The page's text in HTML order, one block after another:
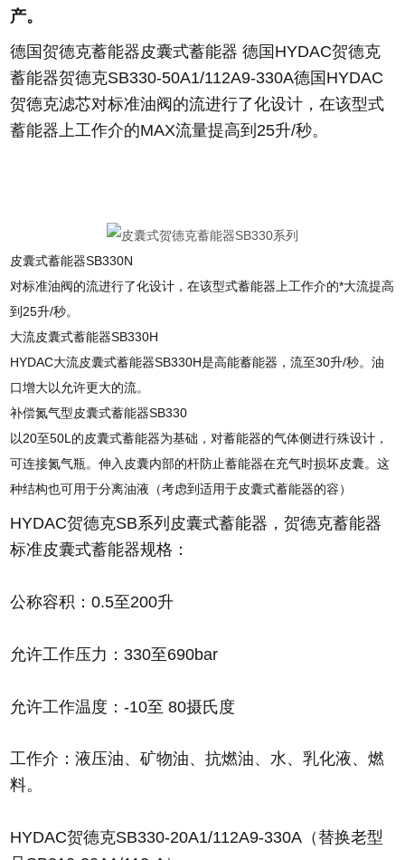
产。
德国贺德克蓄能器皮囊式蓄能器 德国HYDAC贺德克
蓄能器贺德克SB330-50A1/112A9-330A德国HYDAC
贺德克滤芯对标准油阀的流进行了化设计，在该型式
蓄能器上工作介的MAX流量提高到25升/秒。
皮囊式蓄能器SB330N
对标准油阀的流进行了化设计，在该型式蓄能器上工作介的*大流提高
到25升/秒。
大流皮囊式蓄能器SB330H
HYDAC大流皮囊式蓄能器SB330H是高能蓄能器，流至30升/秒。油
口增大以允许更大的流。
补偿氮气型皮囊式蓄能器SB330
以20至50L的皮囊式蓄能器为基础，对蓄能器的气体侧进行殊设计，
可连接氮气瓶。伸入皮囊内部的杆防止蓄能器在充气时损坏皮囊。这
种结构也可用于分离油液（考虑到适用于皮囊式蓄能器的容）
HYDAC贺德克SB系列皮囊式蓄能器，贺德克蓄能器
标准皮囊式蓄能器规格：
公称容积：0.5至200升
允许工作压力：330至690bar
允许工作温度：-10至 80摄氏度
工作介：液压油、矿物油、抗燃油、水、乳化液、燃
料。
HYDAC贺德克SB330-20A1/112A9-330A（替换老型